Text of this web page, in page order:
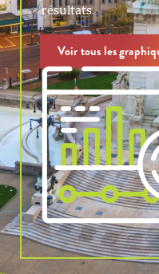
résultats.
Voir tous les